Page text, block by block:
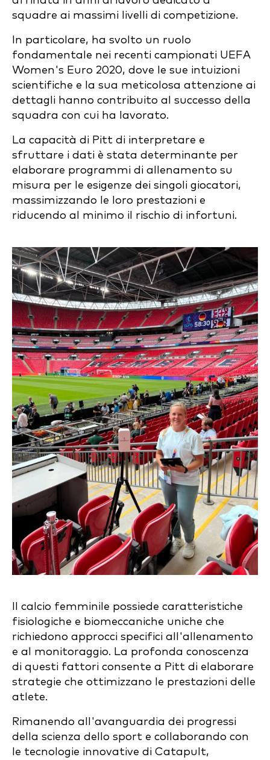
squadre ai massimi livelli di competizione.
In particolare, ha svolto un ruolo
fondamentale nei recenti campionati UEFA
Women's Euro 2020, dove le sue intuizioni
scientifiche e la sua meticolosa attenzione ai
dettagli hanno contribuito al successo della
squadra con cui ha lavorato.
La capacità di Pitt di interpretare e
sfruttare i dati è stata determinante per
elaborare programmi di allenamento su
misura per le esigenze dei singoli giocatori,
massimizzando le loro prestazioni e
riducendo al minimo il rischio di infortuni.
Il calcio femminile possiede caratteristiche
fisiologiche e biomeccaniche uniche che
richiedono approcci specifici all'allenamento
e al monitoraggio. La profonda conoscenza
di questi fattori consente a Pitt di elaborare
strategie che ottimizzano le prestazioni delle
atlete.
Rimanendo all'avanguardia dei progressi
della scienza dello sport e collaborando con
le tecnologie innovative di Catapult,